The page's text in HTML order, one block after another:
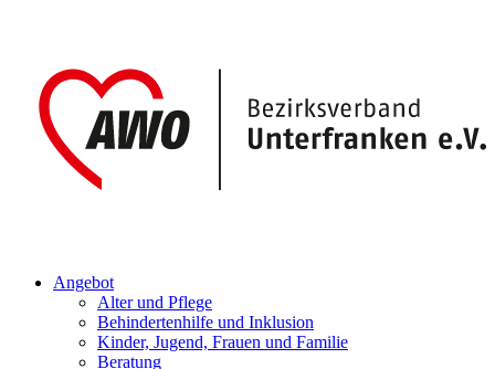
Angebot
Alter und Pflege
Behindertenhilfe und Inklusion
Kinder, Jugend, Frauen und Familie
Beratung